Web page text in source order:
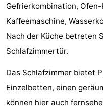
&
-
Galerien
-
Denkmäler
-
Gefrierkombination,
Kaffeemaschine,
Nach der Küche betreten
Schlafzimmertür.
Das Schlafzimmer bietet
Einzelbetten, einen
können hier auch